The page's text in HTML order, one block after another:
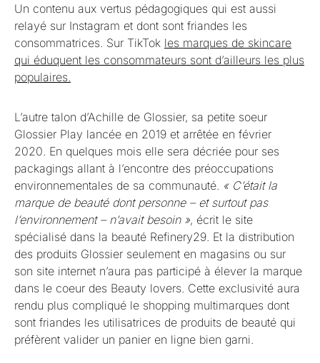
Un contenu aux vertus pédagogiques qui est aussi
relayé sur Instagram et dont sont friandes les
consommatrices. Sur TikTok les marques de skincare
qui éduquent les consommateurs sont d’ailleurs les plus
populaires.
L’autre talon d’Achille de Glossier, sa petite soeur
Glossier Play lancée en 2019 et arrêtée en février
2020. En quelques mois elle sera décriée pour ses
packagings allant à l’encontre des préoccupations
environnementales de sa communauté. « C’était la
marque de beauté dont personne – et surtout pas
l’environnement – n’avait besoin », écrit le site
spécialisé dans la beauté Refinery29. Et la distribution
des produits Glossier seulement en magasins ou sur
son site internet n’aura pas participé à élever la marque
dans le coeur des Beauty lovers. Cette exclusivité aura
rendu plus compliqué le shopping multimarques dont
sont friandes les utilisatrices de produits de beauté qui
préfèrent valider un panier en ligne bien garni.